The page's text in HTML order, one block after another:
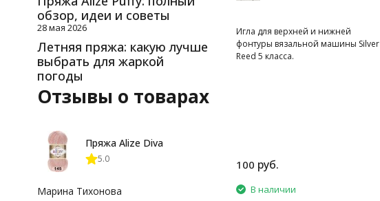
Игла для верхней и нижней
фонтуры вязальной машины Silver
Reed 5 класса.
100 руб.
В наличии
обзор, идеи и советы
28 мая 2026
Летняя пряжа: какую лучше
выбрать для жаркой
погоды
Отзывы о товарах
Пряжа Alize Diva
5.0
Марина Тихонова